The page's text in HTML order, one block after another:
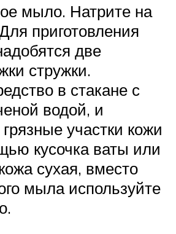
мыло. Натрите на
приготовления
две
стружки.
в стакане с
водой, и
участки кожи
кусочка ваты или
сухая, вместо
мыла используйте